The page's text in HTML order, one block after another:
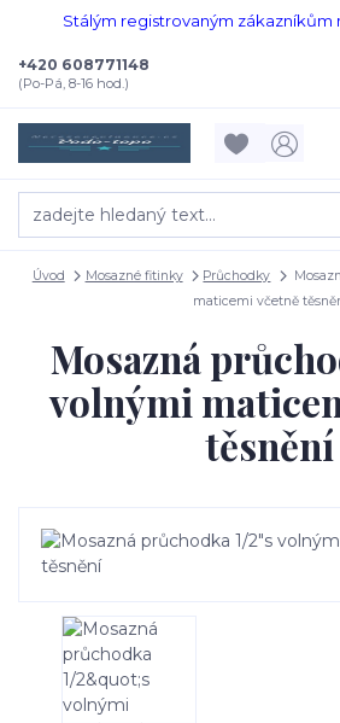
Stálým registrovaným zákazníkům
+420 608771148
(Po-Pá, 8-16 hod.)
Úvod Mosazné fitinky Průchodky
maticemi včetně
Mosazná
volnými
těsnění